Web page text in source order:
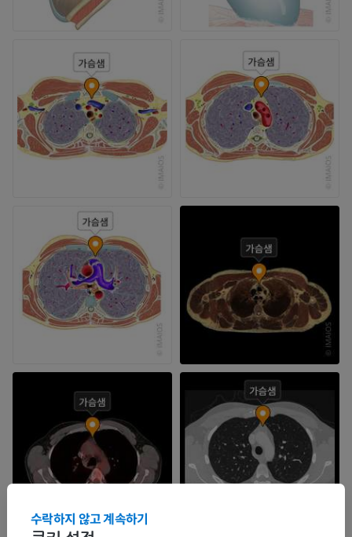
수락하지 않고 계속하기